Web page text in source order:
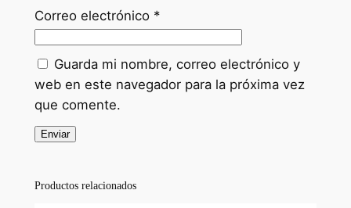
Correo electrónico *
Guarda mi nombre, correo electrónico y
web en este navegador para la próxima vez
que comente.
Productos relacionados